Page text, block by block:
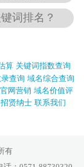
词排名？
算 关键词指数查询
查询 域名综合查询
网营销 域名价值评
招贤纳士 联系我们
有